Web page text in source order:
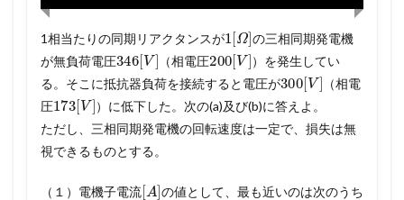
1相当たりの同期リアクタンスが
[ Ω]
の三相同期発電機
が無負荷電圧
346[V
（相電圧
200[V
）を発生してい
る。そこに抵抗器負荷を接続すると電圧が
300[V]
（相電
圧
173[V
）に低下した。次の(a)及び(b)に答えよ。
ただし、三相同期発電機の回転速度は一定で、損失は無
視できるものとする。
（１）電機子電流
[ A]
の値として、最も近いのは次のうち